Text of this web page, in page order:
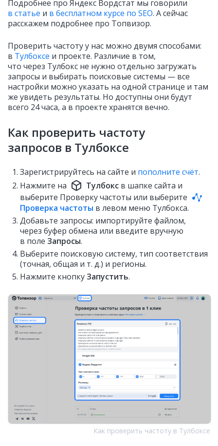
Подробнее про Яндекс Вордстат мы говорили
в статье и в бесплатном курсе по SEO. А сейчас
расскажем подробнее про Топвизор.
Проверить частоту у нас можно двумя способами:
в Тулбоксе и проекте. Различие в том,
что через Тулбокс не нужно отдельно загружать
запросы и выбирать поисковые системы — все
настройки можно указать на одной странице и там
же увидеть результаты. Но доступны они будут
всего 24 часа, а в проекте хранятся вечно.
Как проверить частоту
запросов в Тулбоксе
Зарегистрируйтесь на сайте и пополните счёт.
Нажмите на
Тулбокс в шапке сайта и
выберите Проверку частоты или выберите
Проверка частоты в левом меню Тулбокса.
Добавьте запросы: импортируйте файлом,
через буфер обмена или введите вручную
в поле Запросы.
Выберите поисковую систему, тип соответствия
(точная, общая и т. д.) и регионы.
Нажмите кнопку Запустить.
Как проверить частоту в Тулбоксе